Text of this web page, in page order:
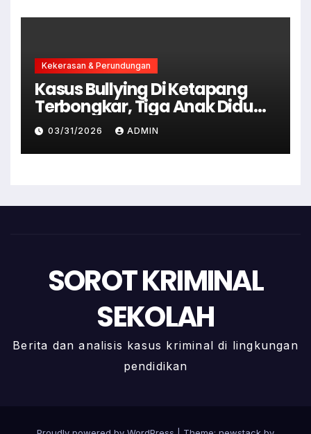
Kekerasan & Perundungan
Kasus Bullying Di Ketapang
Terbongkar, Tiga Anak Diduga
Terlibat Kini Jadi Tersangka
03/31/2026 ADMIN
SOROT KRIMINAL
SEKOLAH
Berita dan analisis kasus kriminal di lingkungan
pendidikan